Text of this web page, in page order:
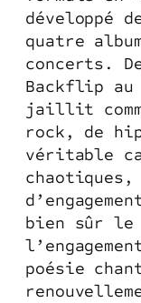
développé
quatre
concerts.
Backflip au
jaillit
rock, de
véritable
bien sûr le
poésie